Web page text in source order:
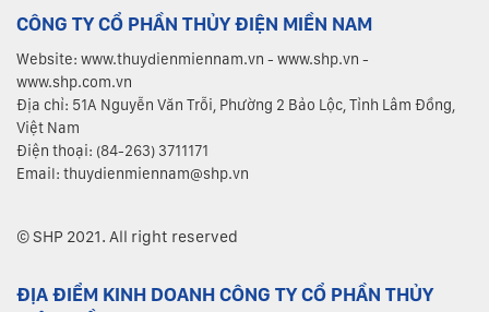
CÔNG TY CỔ PHẦN THỦY ĐIỆN MIỀN NAM
Website: www.thuydienmiennam.vn - www.shp.vn -
www.shp.com.vn
Địa chỉ: 51A Nguyễn Văn Trỗi, Phường 2 Bảo Lộc, Tỉnh Lâm Đồng,
Việt Nam
Điện thoại: (84-263) 3711171
Email: thuydienmiennam@shp.vn
© SHP 2021. All right reserved
ĐỊA ĐIỂM KINH DOANH CÔNG TY CỔ PHẦN THỦY